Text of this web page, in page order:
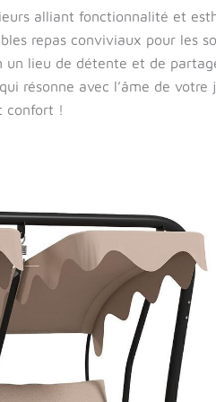
alliant fonctionnalité et
repas conviviaux pour les
lieu de détente et de
résonne avec l’âme de votre
confort !